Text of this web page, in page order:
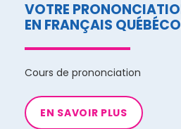
VOTRE
EN FRANÇAIS
Cours de prononciation
EN SAVOIR PLUS